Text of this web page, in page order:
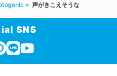
声がきこえそうな
SNS